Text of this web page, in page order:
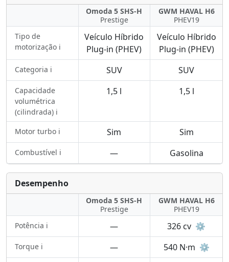
Omoda 5 SHS-H
Prestige
GWM HAVAL H6
PHEV19
Tipo de
motorização ℹ️
Veículo Híbrido
Plug-in (PHEV)
Veículo Híbrido
Plug-in (PHEV)
Categoria ℹ️ SUV SUV
Capacidade
volumétrica
(cilindrada) ℹ️
1,5 l 1,5 l
Motor turbo ℹ️ Sim Sim
Combustível ℹ️ — Gasolina
Desempenho
Omoda 5 SHS-H
Prestige
GWM HAVAL H6
PHEV19
Potência ℹ️
— 326 cv ⚙️
Torque ℹ️ — 540 N·m ⚙️